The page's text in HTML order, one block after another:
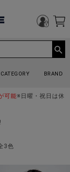
CATEGORY BRAND
可能※日曜・祝日は休
3色